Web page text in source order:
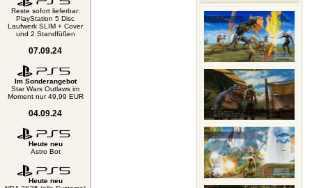
Reste sofort lieferbar:
PlayStation 5 Disc
Laufwerk SLIM + Cover
und 2 Standfüßen
07.09.24
Im Sonderangebot
Star Wars Outlaws im
Moment nur 49,99 EUR
04.09.24
Heute neu
Astro Bot
Heute neu